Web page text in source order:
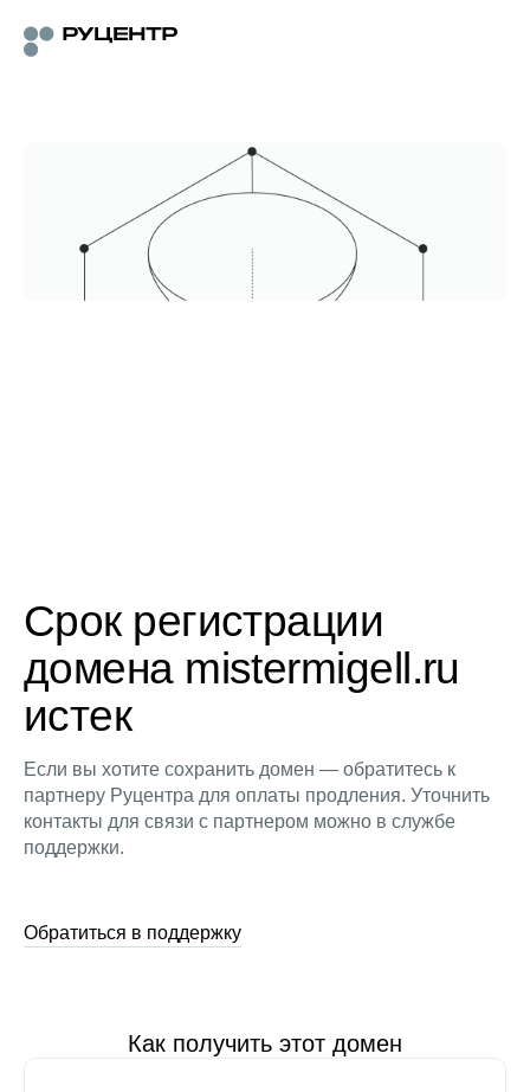
Срок регистрации
домена mistermigell.ru
истек
Если вы хотите сохранить домен — обратитесь к
партнеру Руцентра для оплаты продления. Уточнить
контакты для связи с партнером можно в службе
поддержки.
Обратиться в поддержку
Как получить этот домен